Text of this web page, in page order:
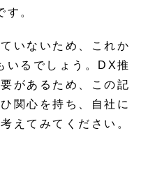
。
いないため、これか
いるでしょう。DX推
があるため、この記
関心を持ち、自社に
えてみてください。